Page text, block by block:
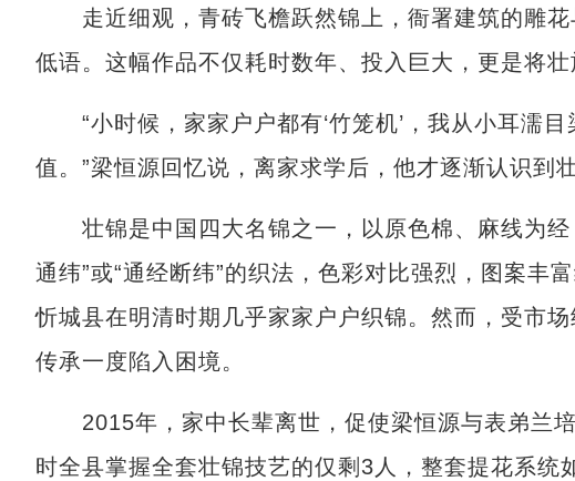
走近细观，青砖飞檐跃然锦上，衙署建筑的雕花
低语。这幅作品不仅耗时数年、投入巨大，更是将壮
“小时候，家家户户都有‘竹笼机’，我从小耳濡目
值。”梁恒源回忆说，离家求学后，他才逐渐认识到
壮锦是中国四大名锦之一，以原色棉、麻线为经
通纬”或“通经断纬”的织法，色彩对比强烈，图案丰
忻城县在明清时期几乎家家户户织锦。然而，受市
传承一度陷入困境。
2015年，家中长辈离世，促使梁恒源与表弟兰培
时全县掌握全套壮锦技艺的仅剩3人，整套提花系统